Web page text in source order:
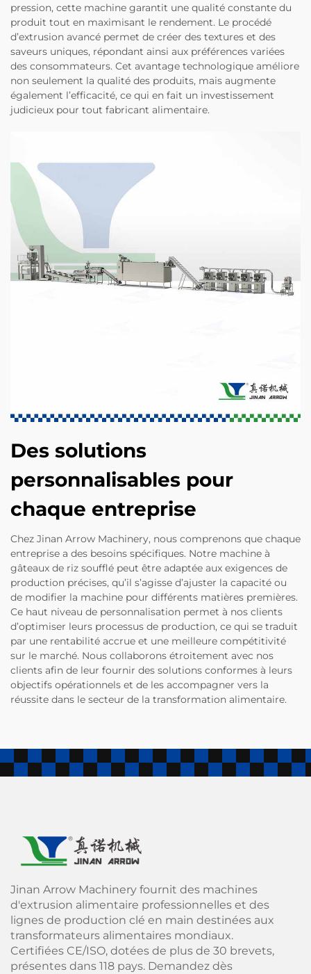
pression, cette machine garantit une qualité constante du
produit tout en maximisant le rendement. Le procédé
d’extrusion avancé permet de créer des textures et des
saveurs uniques, répondant ainsi aux préférences variées
des consommateurs. Cet avantage technologique améliore
non seulement la qualité des produits, mais augmente
également l’efficacité, ce qui en fait un investissement
judicieux pour tout fabricant alimentaire.
Des solutions
personnalisables pour
chaque entreprise
Chez Jinan Arrow Machinery, nous comprenons que chaque
entreprise a des besoins spécifiques. Notre machine à
gâteaux de riz soufflé peut être adaptée aux exigences de
production précises, qu’il s’agisse d’ajuster la capacité ou
de modifier la machine pour différents matières premières.
Ce haut niveau de personnalisation permet à nos clients
d’optimiser leurs processus de production, ce qui se traduit
par une rentabilité accrue et une meilleure compétitivité
sur le marché. Nous collaborons étroitement avec nos
clients afin de leur fournir des solutions conformes à leurs
objectifs opérationnels et de les accompagner vers la
réussite dans le secteur de la transformation alimentaire.
Jinan Arrow Machinery fournit des machines
d'extrusion alimentaire professionnelles et des
lignes de production clé en main destinées aux
transformateurs alimentaires mondiaux.
Certifiées CE/ISO, dotées de plus de 30 brevets,
présentes dans 118 pays. Demandez dès